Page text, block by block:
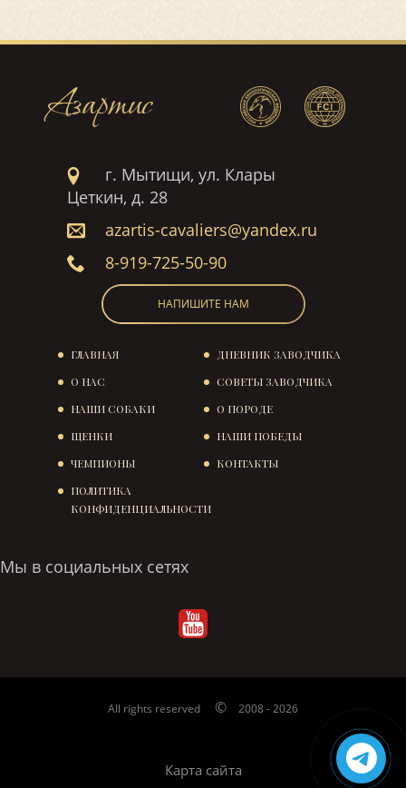
Азартис
Мы в социальных сетях
г. Мытищи, ул. Клары
Цеткин, д. 28
azartis-cavaliers@yandex.ru
8-919-725-50-90
НАПИШИТЕ НАМ
ГЛАВНАЯ
ДНЕВНИК ЗАВОДЧИКА
О НАС
СОВЕТЫ ЗАВОДЧИКА
НАШИ СОБАКИ
О ПОРОДЕ
ЩЕНКИ
НАШИ ПОБЕДЫ
ЧЕМПИОНЫ
КОНТАКТЫ
ПОЛИТИКА
КОНФИДЕНЦИАЛЬНОСТИ
All rights reserved © 2008 - 2026
Карта сайта